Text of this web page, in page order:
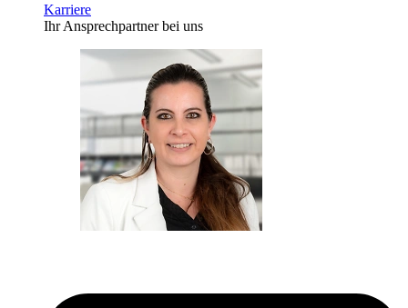
Karriere
Ihr Ansprechpartner bei uns